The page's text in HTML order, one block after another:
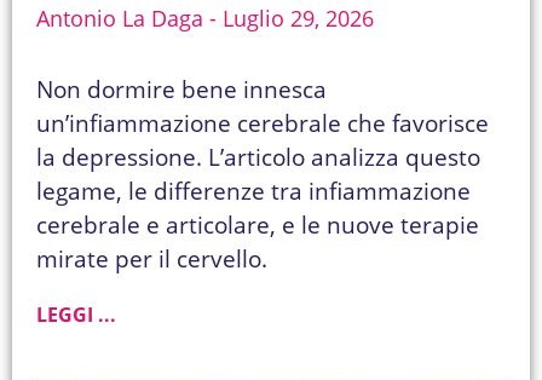
Antonio La Daga Luglio 29, 2026
Non dormire bene innesca
un’infiammazione cerebrale che favorisce
la depressione. L’articolo analizza questo
legame, le differenze tra infiammazione
cerebrale e articolare, e le nuove terapie
mirate per il cervello.
LEGGI ...